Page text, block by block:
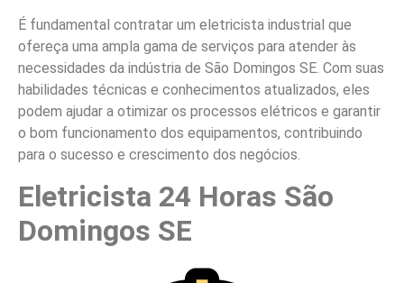
É fundamental contratar um eletricista industrial que
ofereça uma ampla gama de serviços para atender às
necessidades da indústria de São Domingos SE. Com suas
habilidades técnicas e conhecimentos atualizados, eles
podem ajudar a otimizar os processos elétricos e garantir
o bom funcionamento dos equipamentos, contribuindo
para o sucesso e crescimento dos negócios.
Eletricista 24 Horas São
Domingos SE